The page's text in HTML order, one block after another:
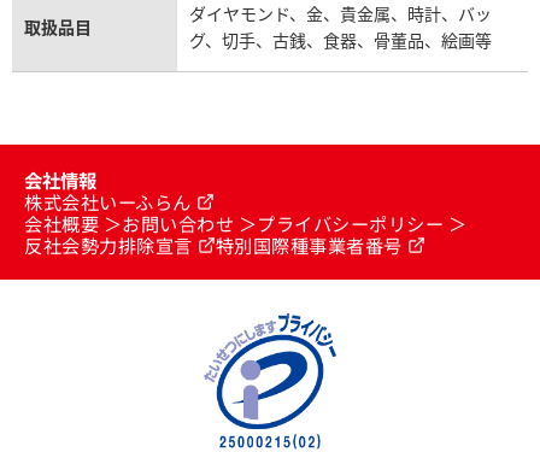
取扱品目
ダイヤモンド、金、貴金属、時計、バッ
グ、切手、古銭、食器、骨董品、絵画等
会社情報
株式会社いーふらん
会社概要
お問い合わせ
プライバシーポリシー
反社会勢力排除宣言
特別国際種事業者番号